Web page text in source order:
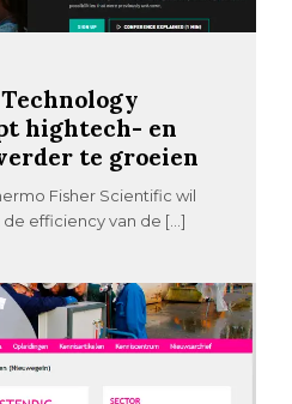
hightech- en
te groeien
Fisher Scientific wil
efficiency van de […]